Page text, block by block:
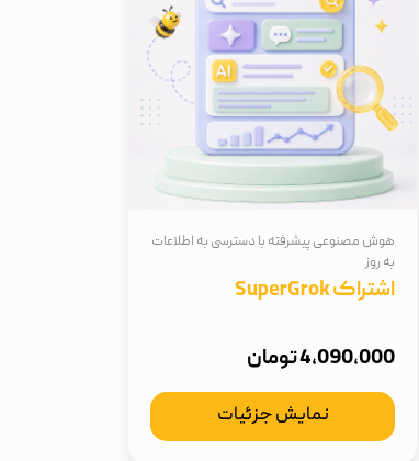
هوش مصنوعی پیشرفته با دسترسی به اطلاعات
به روز
اشتراک SuperGrok
4,090,000 تومان
نمایش جزئیات